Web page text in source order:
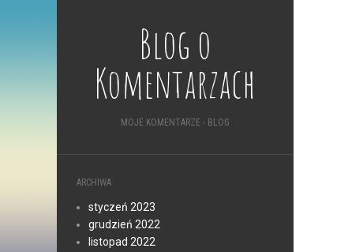
Blog o
Komentarzach
MOJE KOMENTARZE - BLOG
ARCHIWA
styczeń 2023
grudzień 2022
listopad 2022